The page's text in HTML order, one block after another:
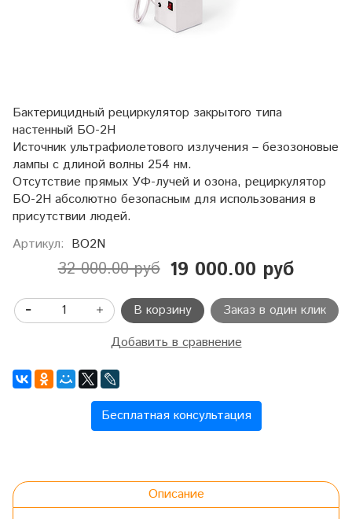
Бактерицидный рециркулятор закрытого типа
настенный БО-2Н
Источник ультрафиолетового излучения – безозоновые
лампы с длиной волны 254 нм.
Отсутствие прямых УФ-лучей и озона, рециркулятор
БО-2Н абсолютно безопасным для использования в
присутствии людей.
Артикул: BO2N
32 000.00 руб 19 000.00 руб
В корзину
Заказ в один клик
Добавить в сравнение
Бесплатная консультация
Описание